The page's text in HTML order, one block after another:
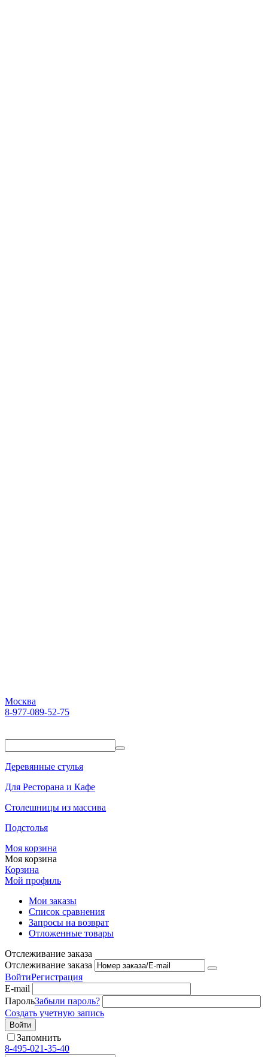
Москва
8-977-089-52-75
Деревянные стулья
Для Ресторана и Кафе
Столешницы из массива
Подстолья
Моя корзина
Моя корзина
Корзина
Мой профиль
Мои заказы
Список сравнения
Запросы на возврат
Отложенные товары
Отслеживание заказа
Отслеживание заказа
ВойтиРегистрация
E-mail
ПарольЗабыли пароль?
Создать учетную запись
Войти
Запомнить
8-495-021-35-40